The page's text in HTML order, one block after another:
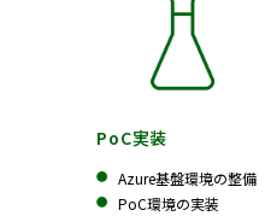
PoC実装
Azure基盤環境の整備
PoC環境の実装